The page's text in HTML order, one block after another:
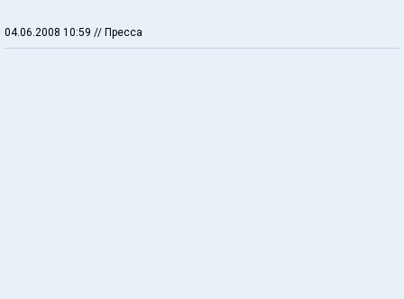
04.06.2008 10:59 // Пресса